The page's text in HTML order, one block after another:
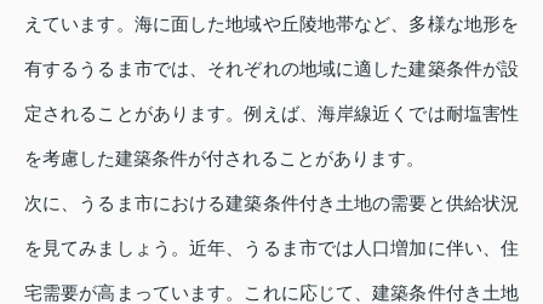
えています。海に面した地域や丘陵地帯など、多様な地形を
有するうるま市では、それぞれの地域に適した建築条件が設
定されることがあります。例えば、海岸線近くでは耐塩害性
を考慮した建築条件が付されることがあります。
次に、うるま市における建築条件付き土地の需要と供給状況
を見てみましょう。近年、うるま市では人口増加に伴い、住
宅需要が高まっています。これに応じて、建築条件付き土地